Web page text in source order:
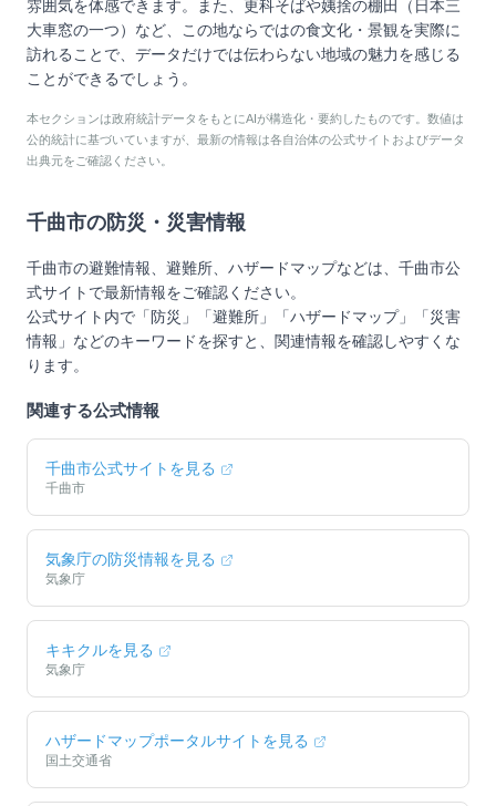
雰囲気を体感できます。また、更科そばや姨捨の棚田（日本三
大車窓の一つ）など、この地ならではの食文化・景観を実際に
訪れることで、データだけでは伝わらない地域の魅力を感じる
ことができるでしょう。
本セクションは政府統計データをもとにAIが構造化・要約したものです。数値は
公的統計に基づいていますが、最新の情報は各自治体の公式サイトおよびデータ
出典元をご確認ください。
千曲市の防災・災害情報
千曲市の避難情報、避難所、ハザードマップなどは、 千曲市公
式サイトで最新情報をご確認ください。
公式サイト内で「防災」「避難所」「ハザードマップ」「災害
情報」などのキーワードを探すと、関連情報を確認しやすくな
ります。
関連する公式情報
千曲市公式サイトを見る
千曲市
気象庁の防災情報を見る
気象庁
キキクルを見る
気象庁
ハザードマップポータルサイトを見る
国土交通省